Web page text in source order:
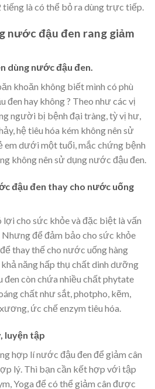
là có thể bỏ ra dùng trực tiếp.
nước đậu đen rang giảm
dùng nước đậu đen.
khoăn không biết mình có phù
đen hay không ? Theo như các vị
người bị bệnh đại tràng, tỳ vị hư,
hệ tiêu hóa kém không nên sử
em dưới một tuổi, mắc chứng bệnh
không nên sử dụng nước đậu đen.
đậu đen thay cho nước uống
cho sức khỏe và đặc biệt là vấn
Nhưng để đảm bảo cho sức khỏe
thay thế cho nước uống hàng
năng hấp thụ chất dinh dưỡng
đen còn chứa nhiều chất phytate
chất như sắt, photpho, kẽm,
ức chế enzym tiêu hóa.
luyện tập
hợp lí nước đậu đen để giảm cân
lý. Thì bạn cần kết hợp với tập
Yoga để có thể giảm cân được